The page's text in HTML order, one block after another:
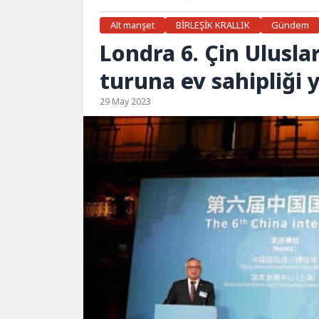
Alt manşet BİRLEŞİK KRALLIK Gündem
Londra 6. Çin
turuna ev sahipliği
29 May 2023